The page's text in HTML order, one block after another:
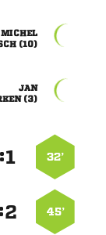




32’
:
45’
: